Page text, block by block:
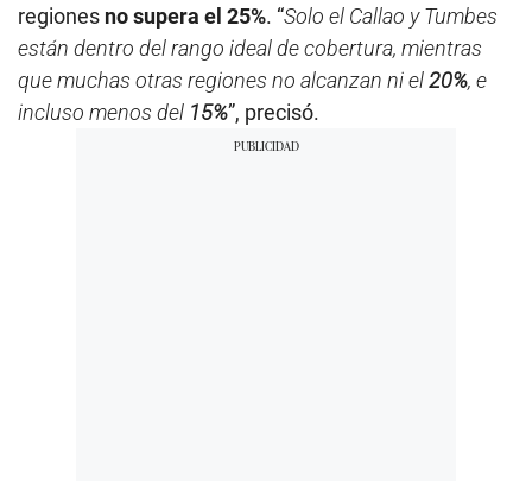
regiones no supera el 25%. “Solo el Callao y Tumbes
están dentro del rango ideal de cobertura, mientras
que muchas otras regiones no alcanzan ni el20%, e
incluso menos del 15%”, precisó.